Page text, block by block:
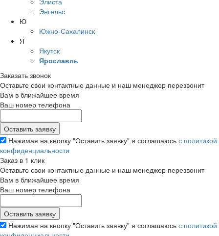
Энгельс
Ю
Южно-Сахалинск
Я
Якутск
Ярославль
Заказать звонок
Оставьте свои контактные данные и наш менеджер перезвонит
Вам в ближайшее время
Ваш номер телефона
Нажимая на кнопку "Оставить заявку" я соглашаюсь с политикой
конфиденциальности
Заказ в 1 клик
Оставьте свои контактные данные и наш менеджер перезвонит
Вам в ближайшее время
Ваш номер телефона
Нажимая на кнопку "Оставить заявку" я соглашаюсь с политикой